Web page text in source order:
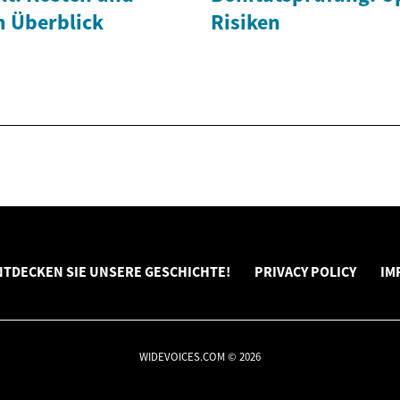
Überblick
Risiken
SIE UNSERE GESCHICHTE! PRIVACY POLICY
WIDEVOICES.COM © 2026